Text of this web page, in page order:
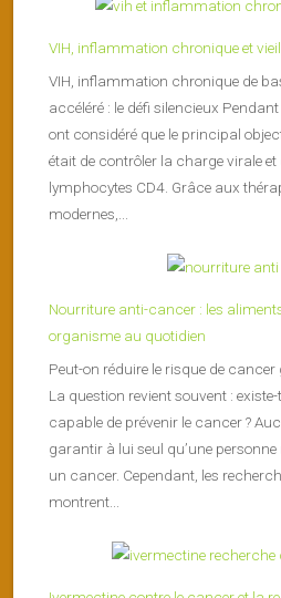
VIH, inflammation chronique et
VIH, inflammation chronique de
accéléré : le défi silencieux
ont considéré que le principal
était de contrôler la charge virale et
lymphocytes CD4. Grâce aux
modernes,...
Nourriture anti-cancer : les
organisme au quotidien
Peut-on réduire le risque de cancer
La question revient souvent :
capable de prévenir le cancer ?
garantir à lui seul qu’une
un cancer. Cependant, les
montrent...